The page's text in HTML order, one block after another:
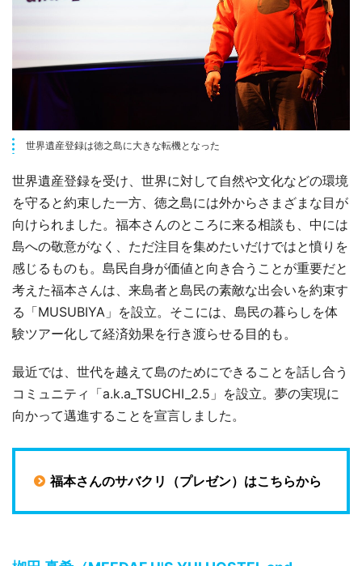
世界遺産登録は徳之島に大きな転機となった
世界遺産登録を受け、世界に対して自然や文化などの環境
を守ると約束した一方、徳之島には外からさまざまな目が
向けられました。福本さんのところに来る相談も、中には
島への敬意がなく、ただ注目を集めたいだけではと憤りを
感じるものも。島民自身が価値と向き合うことが重要だと
考えた福本さんは、来島者と島民の素敵な出会いを約束す
る「MUSUBIYA」を設立。そこには、島民の暮らしを体
験ツアー化して経済効果を行き渡らせる目的も。
最近では、世代を越えて島のためにできることを話し合う
コミュニティ「a.k.a_TSUCHI_2.5」を設立。夢の実現に
向かって邁進することを宣言しました。
福本さんのサバクリ（プレゼン）はこちらから